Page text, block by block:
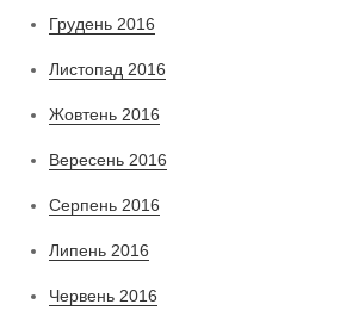
Грудень 2016
Листопад 2016
Жовтень 2016
Вересень 2016
Серпень 2016
Липень 2016
Червень 2016